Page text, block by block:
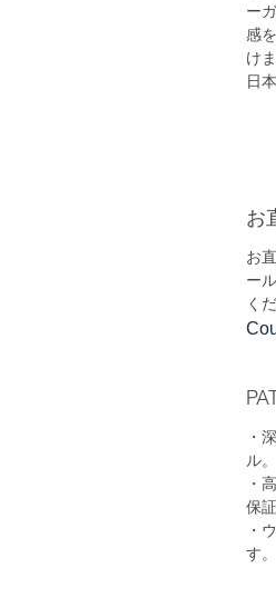
ー
感
日
お
お
ー
く
・
ル。
・
保証
・
す。